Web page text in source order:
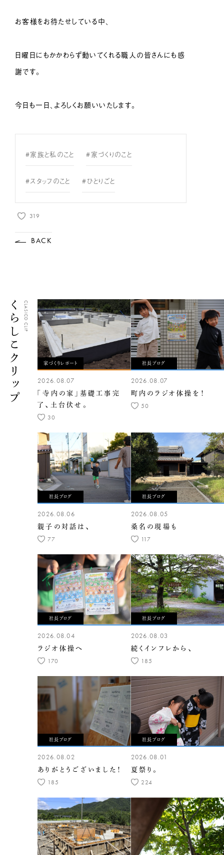
お客様をお待たせしている中、
日曜日にもかかわらず動いてくれる職人の皆さんにも感
謝です。
今日も一日、よろしくお願いいたします。
#家族と私のこと #家づくりのこと
#スタッフのこと #ひとりごと
319
BACK
くらしこクリップCLASICO CLIP
家づくりレポート
2026.08.07
「寺内の家」基礎工事完
了、土台伏せ。
30
社長ブログ
2026.08.07
町内のラジオ体操を！
50
社長ブログ
2026.08.06
親子の対話は、
77
社長ブログ
2026.08.05
桑名の現場も
117
社長ブログ
2026.08.04
ラジオ体操へ
170
社長ブログ
2026.08.03
続くインフレから、
185
社長ブログ
2026.08.02
ありがとうございました！
185
社長ブログ
2026.08.01
夏祭り。
224